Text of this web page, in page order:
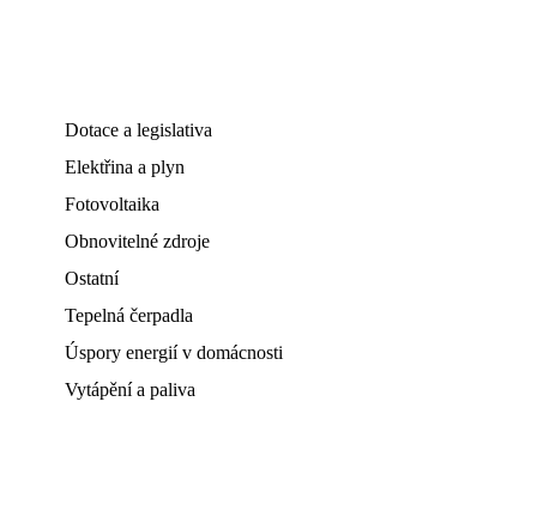
Dotace a legislativa
Elektřina a plyn
Fotovoltaika
Obnovitelné zdroje
Ostatní
Tepelná čerpadla
Úspory energií v domácnosti
Vytápění a paliva